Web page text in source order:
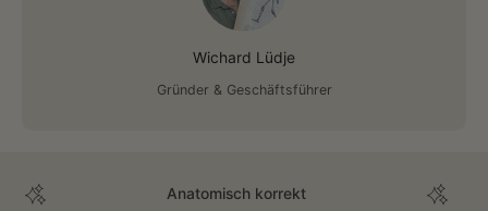
Wichard Lüdje
Gründer & Geschäftsführer
Anatomisch korrekt